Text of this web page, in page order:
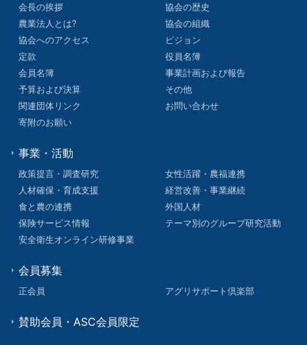
会長の挨拶
協会の歴史
農業法人とは?
協会の組織
協会へのアクセス
ビジョン
定款
役員名簿
会員名簿
事業計画および報告
予算および決算
その他
関連団体リンク
お問い合わせ
寄附のお願い
事業・活動
政策提言・調査研究
女性活躍・農福連携
人材確保・育成支援
経営改善・事業継続
食と農の連携
外国人材
保険サービス情報
テーマ別のグループ研究活動
安全衛生オンライン研修事業
会員募集
正会員 アグリサポート倶楽部
賛助会員・ASC会員限定